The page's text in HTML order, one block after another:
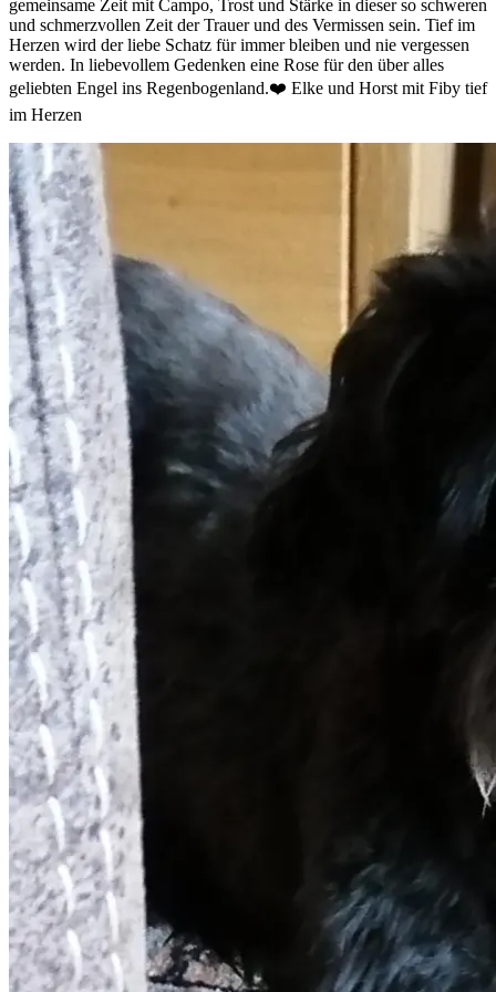
gemeinsame Zeit mit Campo, Trost und Stärke in dieser so schweren
und schmerzvollen Zeit der Trauer und des Vermissen sein. Tief im
Herzen wird der liebe Schatz für immer bleiben und nie vergessen
werden. In liebevollem Gedenken eine Rose für den über alles
geliebten Engel ins Regenbogenland.❤️ Elke und Horst mit Fiby tief
im Herzen